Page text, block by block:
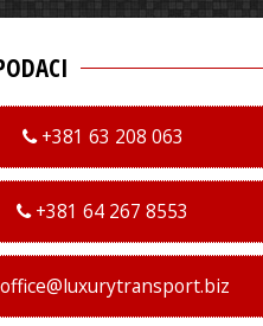
+381 63 208 063
+381 64 267 8553